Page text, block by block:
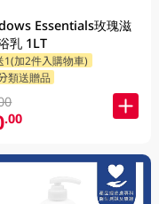
Essentials玫瑰滋
乳 1LT
1(加2件入購物車)
類送贈品
.00